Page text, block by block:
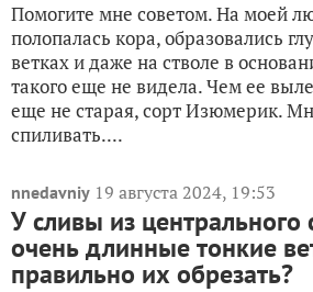
Помогите мне советом. На моей
полопалась кора, образовались
ветках и даже на стволе в
такого еще не видела. Чем ее
еще не старая, сорт Изюмерик.
спиливать....
nnedavniy 19 августа 2024, 19:53
У сливы из центрального
очень длинные тонкие
правильно их обрезать?